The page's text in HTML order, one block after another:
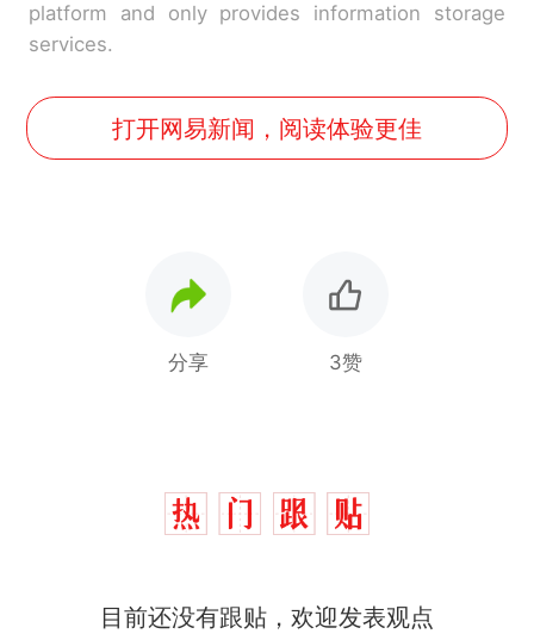
platform and only provides information storage
services.
打开网易新闻，阅读体验更佳
分享 3赞
目前还没有跟贴，欢迎发表观点
热
那个在床头放菜刀的女孩，
么？